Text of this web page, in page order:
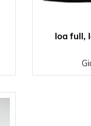
loa full,